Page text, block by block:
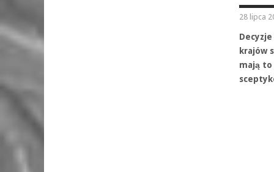
28 lipca
krajów
mają to